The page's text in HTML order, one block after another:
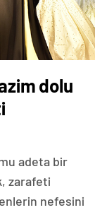
dolu
adeta bir
zarafeti
nefesini